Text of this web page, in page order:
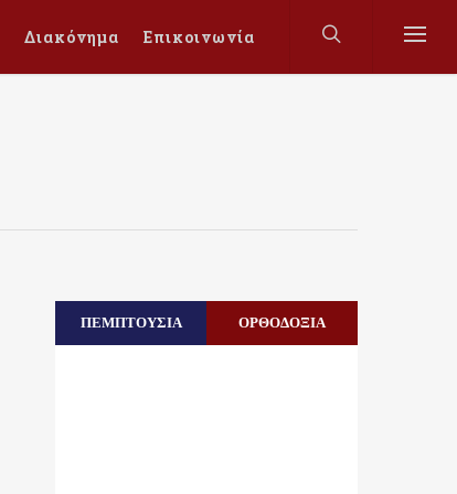
Διακόνημα Επικοινωνία
ΠΕΜΠΤΟΥΣΙΑ ΟΡΘΟΔΟΞΙΑ